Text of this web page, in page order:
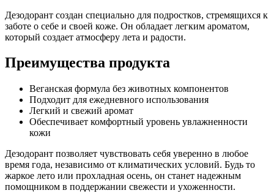
Дезодорант создан специально для подростков, стремящихся к
заботе о себе и своей коже. Он обладает легким ароматом,
который создает атмосферу лета и радости.
Преимущества продукта
Веганская формула без животных компонентов
Подходит для ежедневного использования
Легкий и свежий аромат
Обеспечивает комфортный уровень увлажненности
кожи
Дезодорант позволяет чувствовать себя уверенно в любое
время года, независимо от климатических условий. Будь то
жаркое лето или прохладная осень, он станет надежным
помощником в поддержании свежести и ухоженности.